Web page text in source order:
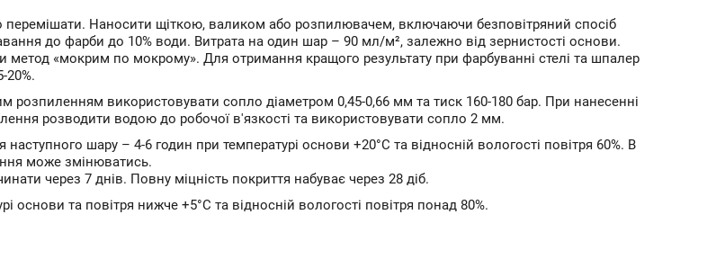
перемішати. Наносити щіткою, валиком або розпилювачем, включаючи безповітряний спосіб
до фарби до 10% води. Витрата на один шар – 90 мл/м², залежно від зернистості основи.
«мокрим по мокрому». Для отримання кращого результату при фарбуванні стелі та шпалер
20%.
розпиленням використовувати сопло діаметром 0,45-0,66 мм та тиск 160-180 бар. При нанесенні
розводити водою до робочої в'язкості та використовувати сопло 2 мм.
шару – 4-6 годин при температурі основи +20°С та відносній вологості повітря 60%. В
може змінюватись.
через 7 днів. Повну міцність покриття набуває через 28 діб.
основи та повітря нижче +5°С та відносній вологості повітря понад 80%.